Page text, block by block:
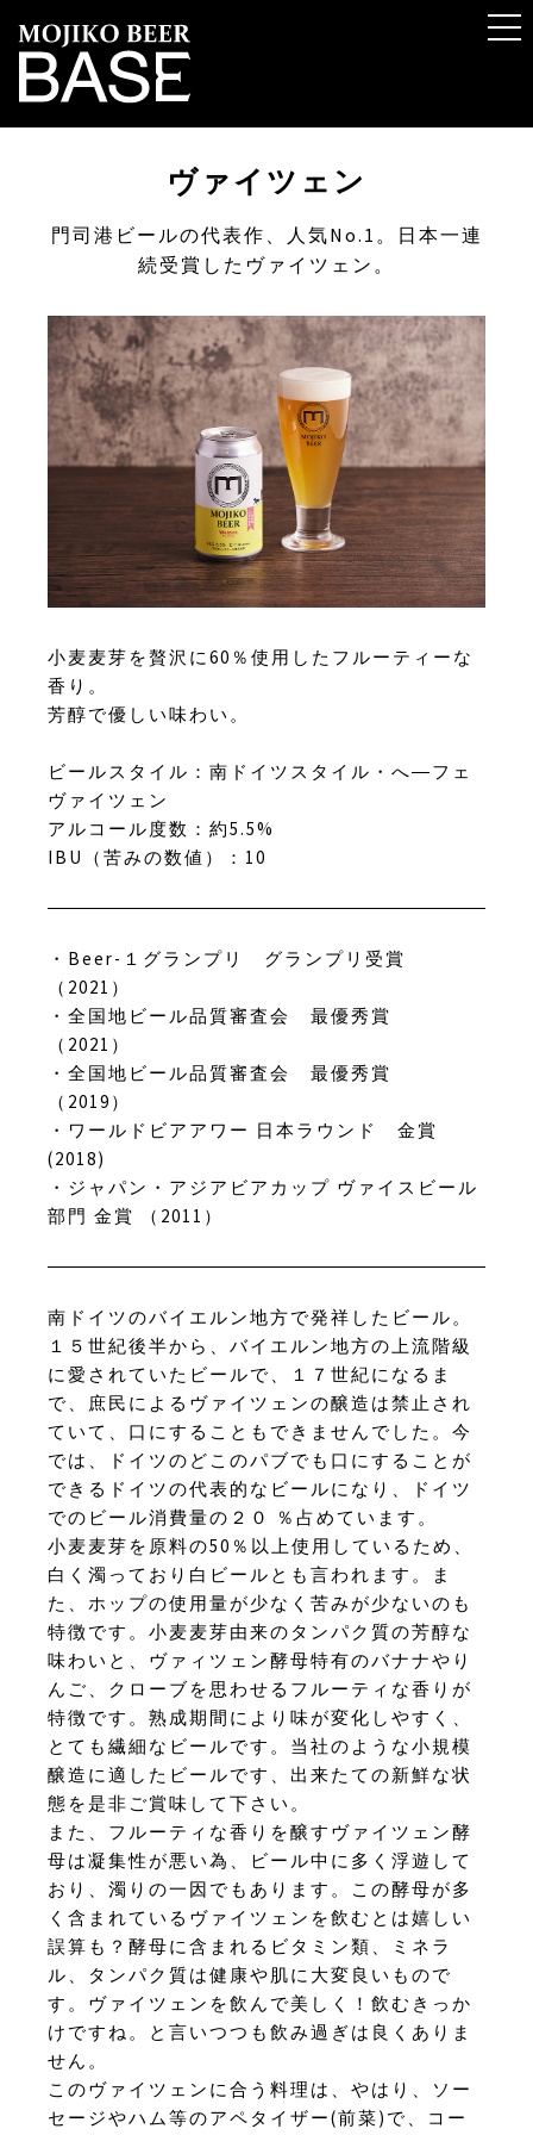
ヴァイツェン
門司港ビールの代表作、人気No.1。日本一連
続受賞したヴァイツェン。
小麦麦芽を贅沢に60％使用したフルーティーな
香り。
芳醇で優しい味わい。
ビールスタイル：南ドイツスタイル・へ―フェ
ヴァイツェン
アルコール度数：約5.5%
IBU（苦みの数値）：10
・Beer-１グランプリ グランプリ受賞
（2021）
・全国地ビール品質審査会 最優秀賞
（2021）
・全国地ビール品質審査会 最優秀賞
（2019）
・ワールドビアアワー 日本ラウンド 金賞
(2018)
・ジャパン・アジアビアカップ ヴァイスビール
部門 金賞 （2011）
南ドイツのバイエルン地方で発祥したビール。
１５世紀後半から、バイエルン地方の上流階級
に愛されていたビールで、１７世紀になるま
で、庶民によるヴァイツェンの醸造は禁止され
ていて、口にすることもできませんでした。今
では、ドイツのどこのパブでも口にすることが
できるドイツの代表的なビールになり、ドイツ
でのビール消費量の２０ ％占めています。
小麦麦芽を原料の50％以上使用しているため、
白く濁っており白ビールとも言われます。ま
た、ホップの使用量が少なく苦みが少ないのも
特徴です。小麦麦芽由来のタンパク質の芳醇な
味わいと、ヴァィツェン酵母特有のバナナやり
んご、クローブを思わせるフルーティな香りが
特徴です。熟成期間により味が変化しやすく、
とても繊細なビールです。当社のような小規模
醸造に適したビールです、出来たての新鮮な状
態を是非ご賞味して下さい。
また、フルーティな香りを醸すヴァイツェン酵
母は凝集性が悪い為、ビール中に多く浮遊して
おり、濁りの一因でもあります。この酵母が多
く含まれているヴァイツェンを飲むとは嬉しい
誤算も？酵母に含まれるビタミン類、ミネラ
ル、タンパク質は健康や肌に大変良いもので
す。ヴァイツェンを飲んで美しく！飲むきっか
けですね。と言いつつも飲み過ぎは良くありま
せん。
このヴァイツェンに合う料理は、やはり、ソー
セージやハム等のアペタイザー(前菜)で、コー